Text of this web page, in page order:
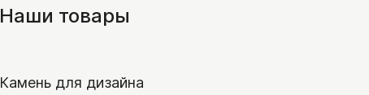
Наши товары
Камень для дизайна